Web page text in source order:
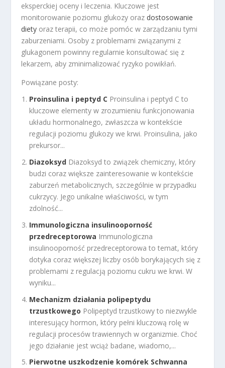
eksperckiej oceny i leczenia. Kluczowe jest
monitorowanie poziomu glukozy oraz dostosowanie
diety oraz terapii, co może pomóc w zarządzaniu tymi
zaburzeniami. Osoby z problemami związanymi z
glukagonem powinny regularnie konsultować się z
lekarzem, aby zminimalizować ryzyko powikłań.
Powiązane posty:
Proinsulina i peptyd C Proinsulina i peptyd C to
kluczowe elementy w zrozumieniu funkcjonowania
układu hormonalnego, zwłaszcza w kontekście
regulacji poziomu glukozy we krwi. Proinsulina, jako
prekursor...
Diazoksyd Diazoksyd to związek chemiczny, który
budzi coraz większe zainteresowanie w kontekście
zaburzeń metabolicznych, szczególnie w przypadku
cukrzycy. Jego unikalne właściwości, w tym
zdolność...
Immunologiczna insulinooporność
przedreceptorowa Immunologiczna
insulinooporność przedreceptorowa to temat, który
dotyka coraz większej liczby osób borykających się z
problemami z regulacją poziomu cukru we krwi. W
wyniku...
Mechanizm działania polipeptydu
trzustkowego Polipeptyd trzustkowy to niezwykle
interesujący hormon, który pełni kluczową rolę w
regulacji procesów trawiennych w organizmie. Choć
jego działanie jest wciąż badane, wiadomo,...
Pierwotne uszkodzenie komórek Schwanna